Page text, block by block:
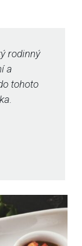
rodinný
a
tohoto